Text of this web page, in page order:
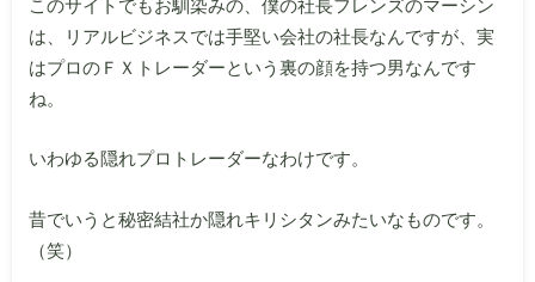
このサイトでもお馴染みの、僕の社長フレンズのマーシン
は、リアルビジネスでは手堅い会社の社長なんですが、実
はプロのＦＸトレーダーという裏の顔を持つ男なんです
ね。
いわゆる隠れプロトレーダーなわけです。
昔でいうと秘密結社か隠れキリシタンみたいなものです。
（笑）